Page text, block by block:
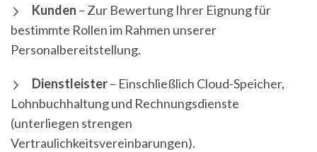
Kunden – Zur Bewertung Ihrer Eignung für
bestimmte Rollen im Rahmen unserer
Personalbereitstellung.
Dienstleister– Einschließlich Cloud-Speicher,
Lohnbuchhaltung und Rechnungsdienste
(unterliegen strengen
Vertraulichkeitsvereinbarungen).